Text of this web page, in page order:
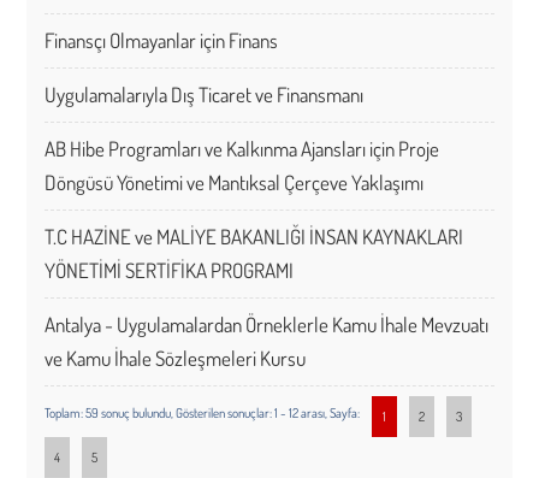
Finansçı Olmayanlar için Finans
Uygulamalarıyla Dış Ticaret ve Finansmanı
AB Hibe Programları ve Kalkınma Ajansları için Proje
Döngüsü Yönetimi ve Mantıksal Çerçeve Yaklaşımı
T.C HAZİNE ve MALİYE BAKANLIĞI İNSAN KAYNAKLARI
YÖNETİMİ SERTİFİKA PROGRAMI
Antalya - Uygulamalardan Örneklerle Kamu İhale Mevzuatı
ve Kamu İhale Sözleşmeleri Kursu
Toplam: 59 sonuç bulundu, Gösterilen sonuçlar: 1 - 12 arası, Sayfa: 1 2 3
4 5